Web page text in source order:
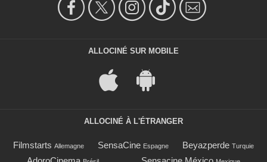
ALLOCINÉ SUR MOBILE
ALLOCINÉ À L'ÉTRANGER
Filmstarts Allemagne SensaCine Espagne Beyazperde Turquie